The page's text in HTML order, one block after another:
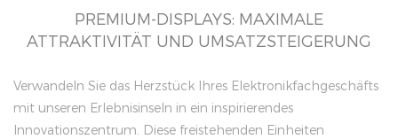
PREMIUM-DISPLAYS: MAXIMALE
ATTRAKTIVITÄT UND UMSATZSTEIGERUNG
Verwandeln Sie das Herzstück Ihres Elektronikfachgeschäfts
mit unseren Erlebnisinseln in ein inspirierendes
Innovationszentrum. Diese freistehenden Einheiten